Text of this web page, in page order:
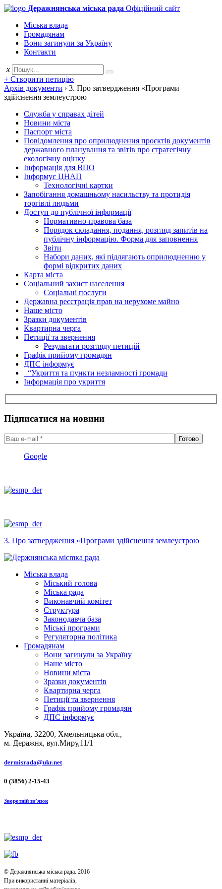
Деражнянська міська рада Офіційний сайт
Міська влада
Громадянам
Вони загинули за Україну
Контакти
x
+ Створити петицію
Архів документи › 3. Про затвердження «Програми
здійснення землеустрою
Служба у справах дітей
Новини міста
Паспорт міста
Повідомлення про оприлюднення проєктів документів
державного планування та звітів про стратегічну
екологічну оцінку
Інформація для ВПО
Інформує ЦНАП
Технологічні картки
Запобігання домашньому насильству та протидія
торгівлі людьми
Доступ до публічної інформації
Нормативно-правова база
Порядок складання, подання, розгляд запитів на
публічну інформацію. Форма для заповнення
Звіти
Набори даних, які підлягають оприлюдненню у
формі відкритих даних
Карта міста
Соціальний захист населення
Соціальні послуги
Державна реєстрація прав на нерухоме майно
Наше місто
Зразки документів
Квартирна черга
Петиції та звернення
Результати розгляду петицій
Графік прийому громадян
ДПС інформує
“Укриття та пункти незламності громади
Інформація про укриття
Підписатися на новини
Google
3. Про затвердження «Програми здійснення землеустрою
Міська влада
Міський голова
Міська рада
Виконавчий комітет
Структура
Законодавча база
Міські програми
Регуляторна політика
Громадянам
Вони загинули за Україну
Наше місто
Новини міста
Зразки документів
Квартирна черга
Петиції та звернення
Графік прийому громадян
ДПС інформує
Україна, 32200, Хмельницька обл.,
м. Деражня, вул.Миру,11/1
dermisrada@ukr.net
0 (3856) 2-15-43
Зворотній зв’язок
© Деражнянська міська рада. 2016
При використанні матеріалів,